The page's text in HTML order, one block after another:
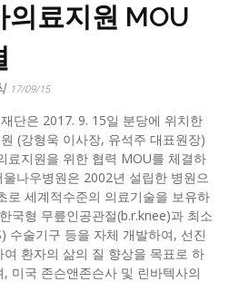
의료지원 MOU
17/09/15
단은 2017. 9. 15일 분당에 위치한
(강형욱 이사장, 유석주 대표원장)
료지원을 위한 협력 MOU를 체결하
울나우병원은 2002년 설립한 병원으
로 세계적수준의 의료기술을 보유하
국형 무릎인공관절(b.r.knee)과 최소
수술기구 등을 자체 개발하여, 선진
여 환자의 삶의 질 향상을 목표로 하
, 미국 존슨앤존슨사 및 린바텍사의